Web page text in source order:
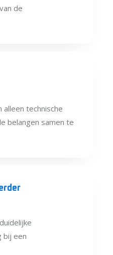
de
technische
belangen samen te
bij een